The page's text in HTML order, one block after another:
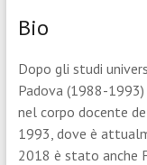
Bio
Dopo gli studi
Padova (1988-
nel corpo docente
1993, dove è
2018 è stato anche